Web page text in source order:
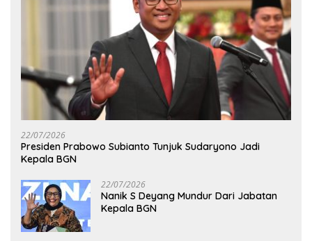
22/07/2026
Presiden Prabowo Subianto Tunjuk Sudaryono Jadi
Kepala BGN
22/07/2026
Nanik S Deyang Mundur Dari Jabatan
Kepala BGN